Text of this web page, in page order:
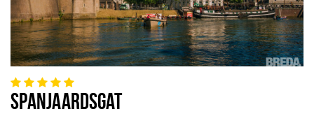
SPANJAARDSGAT